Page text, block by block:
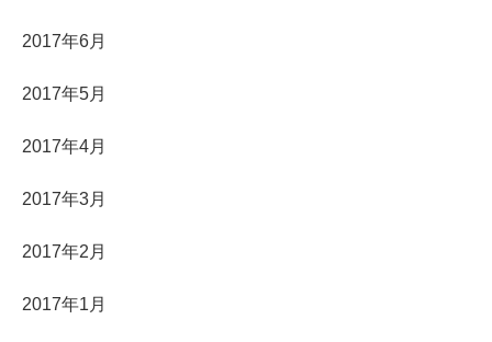
2017年6月
2017年5月
2017年4月
2017年3月
2017年2月
2017年1月